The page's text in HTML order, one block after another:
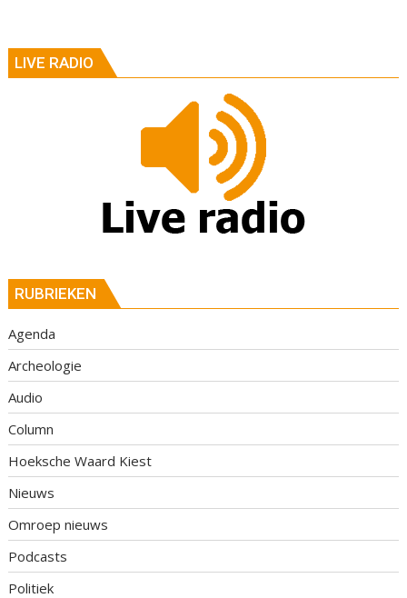
LIVE RADIO
RUBRIEKEN
Agenda
Archeologie
Audio
Column
Hoeksche Waard Kiest
Nieuws
Omroep nieuws
Podcasts
Politiek